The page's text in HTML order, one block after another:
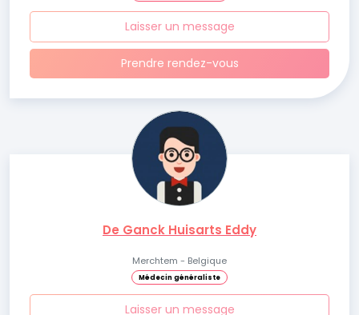
Laisser un message
Prendre rendez-vous
De Ganck Huisarts Eddy
Merchtem - Belgique
Médecin généraliste
Laisser un message